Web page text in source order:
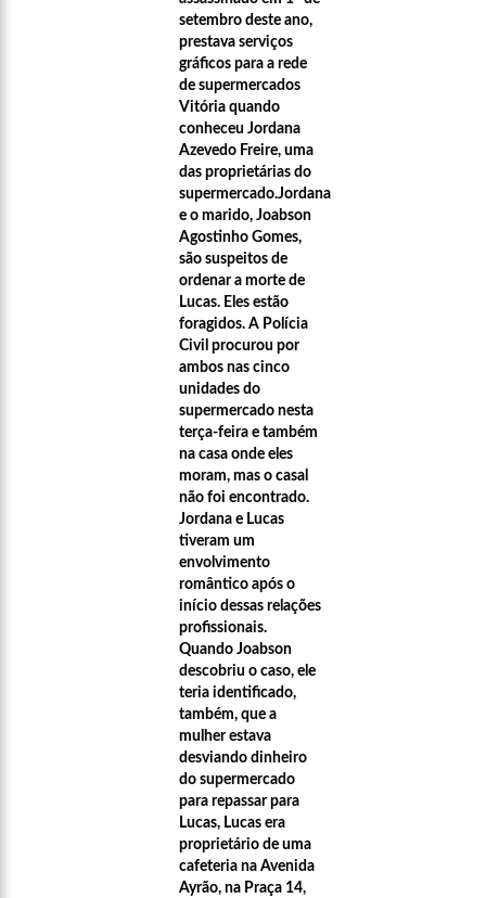
21:55 Karliane Oliveira Candidata à Rainha do
setembro deste ano,
prestava serviços
gráficos para a rede
de supermercados
Vitória quando
conheceu Jordana
Azevedo Freire, uma
das proprietárias do
supermercado.Jordana
e o marido, Joabson
Agostinho Gomes,
são suspeitos de
ordenar a morte de
Lucas. Eles estão
foragidos. A Polícia
Civil procurou por
ambos nas cinco
unidades do
supermercado nesta
terça-feira e também
na casa onde eles
moram, mas o casal
não foi encontrado.
Jordana e Lucas
tiveram um
envolvimento
romântico após o
início dessas relações
profissionais.
Quando Joabson
descobriu o caso, ele
teria identificado,
também, que a
mulher estava
desviando dinheiro
do supermercado
para repassar para
Lucas, Lucas era
proprietário de uma
cafeteria na Avenida
Ayrão, na Praça 14,